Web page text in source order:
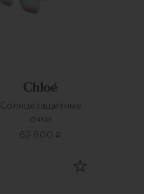
Солнцезащитные
очки
62 600 ₽